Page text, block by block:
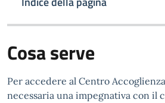
Cosa serve
Per accedere al Centro
necessaria una impegnativa con il